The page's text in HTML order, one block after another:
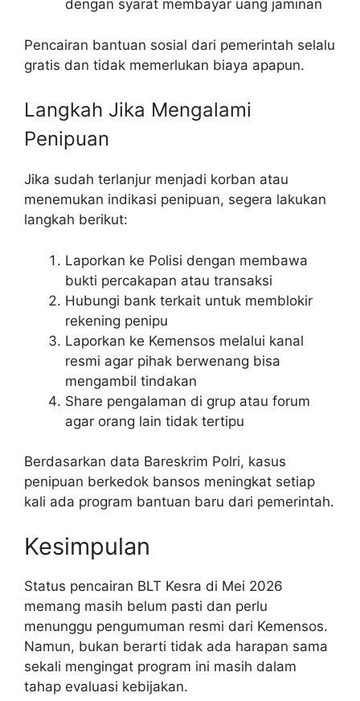
dengan syarat membayar uang jaminan
Pencairan bantuan sosial dari pemerintah selalu
gratis dan tidak memerlukan biaya apapun.
Langkah Jika Mengalami
Penipuan
Jika sudah terlanjur menjadi korban atau
menemukan indikasi penipuan, segera lakukan
langkah berikut:
Laporkan ke Polisi dengan membawa
bukti percakapan atau transaksi
Hubungi bank terkait untuk memblokir
rekening penipu
Laporkan ke Kemensos melalui kanal
resmi agar pihak berwenang bisa
mengambil tindakan
Share pengalaman di grup atau forum
agar orang lain tidak tertipu
Berdasarkan data Bareskrim Polri, kasus
penipuan berkedok bansos meningkat setiap
kali ada program bantuan baru dari pemerintah.
Kesimpulan
Status pencairan BLT Kesra di Mei 2026
memang masih belum pasti dan perlu
menunggu pengumuman resmi dari Kemensos.
Namun, bukan berarti tidak ada harapan sama
sekali mengingat program ini masih dalam
tahap evaluasi kebijakan.